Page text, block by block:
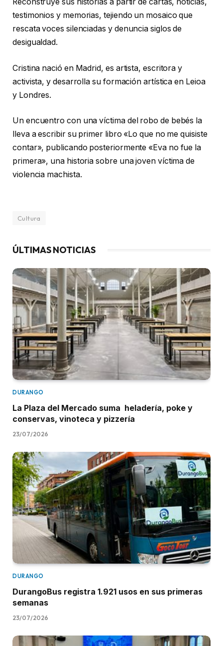
testimonios y memorias, tejiendo un mosaico que
rescata voces silenciadas y denuncia siglos de
desigualdad.
Cristina nació en Madrid, es artista, escritora y
activista, y desarrolla su formación artística en Leioa
y Londres.
Un encuentro con una víctima del robo de bebés la
lleva a escribir su primer libro «Lo que no me quisiste
contar», publicando posteriormente «Eva no fue la
primera», una historia sobre una joven víctima de
violencia machista.
Cultura
ÚLTIMAS NOTICIAS
DURANGO
La Plaza del Mercado suma heladería, poke y
conservas, vinoteca y pizzería
23/07/2026
DURANGO
DurangoBus registra 1.921 usos en sus primeras
semanas
23/07/2026